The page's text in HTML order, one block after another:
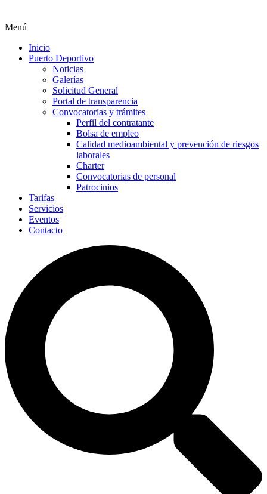
Menú
Inicio
Puerto Deportivo
Noticias
Galerías
Solicitud General
Portal de transparencia
Convocatorias y trámites
Perfil del contratante
Bolsa de empleo
Calidad medioambiental y prevención de riesgos
laborales
Charter
Convocatorias de personal
Patrocinios
Tarifas
Servicios
Eventos
Contacto